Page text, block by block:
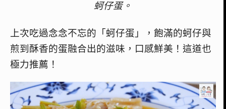
蚵仔蛋。
上次吃過念念不忘的「蚵仔蛋」，飽滿的蚵仔與
煎到酥香的蛋融合出的滋味，口感鮮美！這道也
極力推薦！